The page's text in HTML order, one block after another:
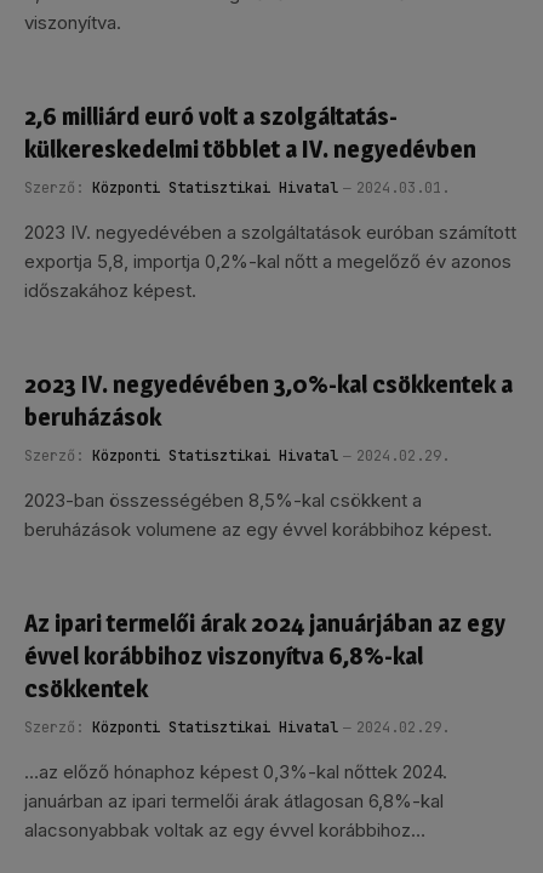
viszonyítva.
2,6 milliárd euró volt a szolgáltatás-
külkereskedelmi többlet a IV. negyedévben
Szerző: Központi Statisztikai Hivatal 2024.03.01.
2023 IV. negyedévében a szolgáltatások euróban számított
exportja 5,8, importja 0,2%-kal nőtt a megelőző év azonos
időszakához képest.
2023 IV. negyedévében 3,0%-kal csökkentek a
beruházások
Szerző: Központi Statisztikai Hivatal 2024.02.29.
2023-ban összességében 8,5%-kal csökkent a
beruházások volumene az egy évvel korábbihoz képest.
Az ipari termelői árak 2024 januárjában az egy
évvel korábbihoz viszonyítva 6,8%-kal
csökkentek
Szerző: Központi Statisztikai Hivatal 2024.02.29.
…az előző hónaphoz képest 0,3%-kal nőttek 2024.
januárban az ipari termelői árak átlagosan 6,8%-kal
alacsonyabbak voltak az egy évvel korábbihoz…